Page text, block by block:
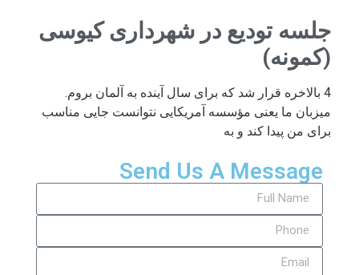
جلسه تودیع در شهرداری کیوسی
(کمونه)
4 بالاخره قرار شد که برای سال آینده به آلمان بروم.
میزبان ما یعنی مؤسسه آمریکایی نتوانست جایی مناسب
برای من پیدا کند و به
Send Us A Message